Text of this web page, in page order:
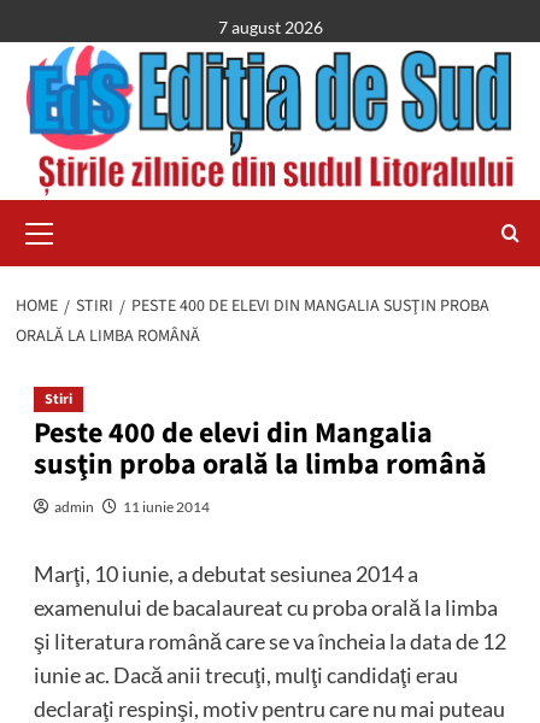
to
content
7 august 2026
Menu
HOME STIRI
PESTE 400 DE ELEVI DIN MANGALIA SUSŢIN PROBA
ORALĂ LA LIMBA ROMÂNĂ
Stiri
Peste 400 de elevi din Mangalia
susţin proba orală la limba română
admin 11 iunie 2014
Marţi, 10 iunie, a debutat sesiunea 2014 a
examenului de bacalaureat cu proba orală la limba
şi literatura română care se va încheia la data de 12
iunie ac. Dacă anii trecuţi, mulţi candidaţi erau
declaraţi respinşi, motiv pentru care nu mai puteau